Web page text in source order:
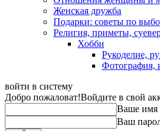
Женская дружба
Подарки: советы по
Религия, приметы,
Хобби
Рукоделие,
Фотография,
войти в систему
Добро пожаловат!Войдите в свой
Ваше имя
Ваш